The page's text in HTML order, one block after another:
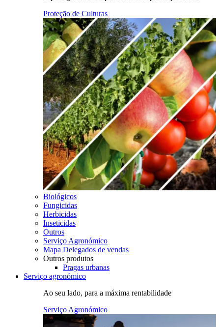
Proteção de Culturas
Biológicos
Fungicidas
Herbicidas
Inseticidas
Outros
Serviço Agronómico
Mapa Delegados de vendas
Outros produtos
Pragas urbanas
Serviço agronómico
Ao seu lado, para a máxima rentabilidade
Serviço Agronómico